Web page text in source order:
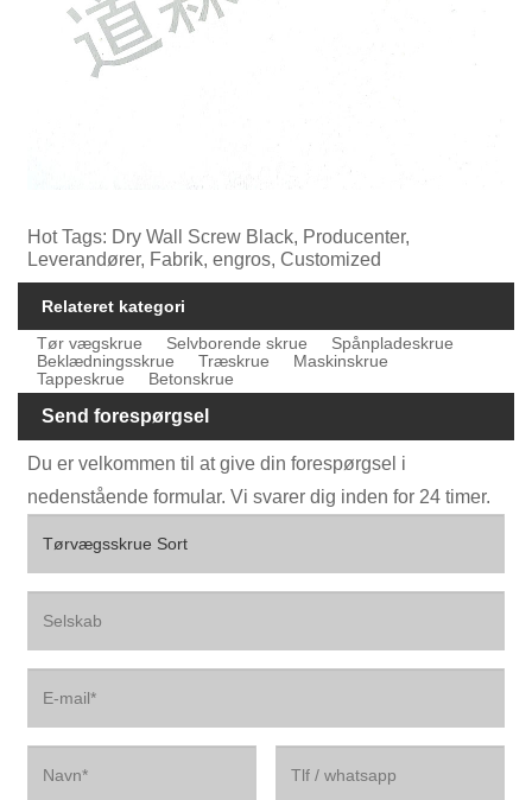
Hot Tags: Dry Wall Screw Black, Producenter,
Leverandører, Fabrik, engros, Customized
Relateret kategori
Tør vægskrue
Selvborende skrue
Spånpladeskrue
Beklædningsskrue
Træskrue
Maskinskrue
Tappeskrue
Betonskrue
Send forespørgsel
Du er velkommen til at give din forespørgsel i
nedenstående formular. Vi svarer dig inden for 24 timer.